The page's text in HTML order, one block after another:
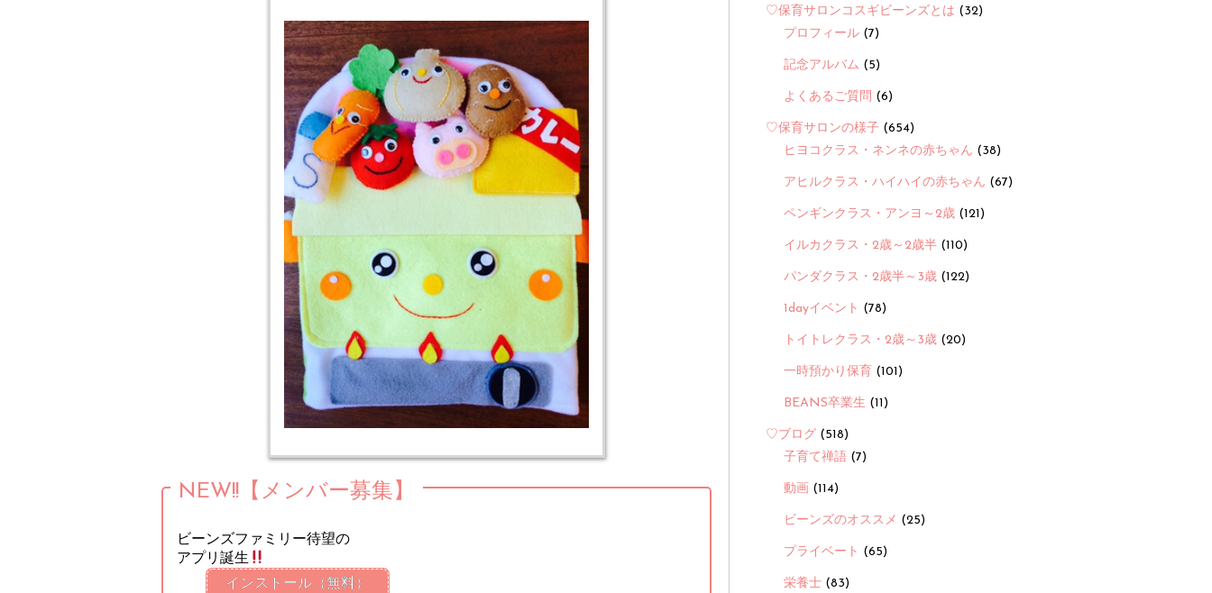
NEW!!【メンバー募集】
ビーンズファミリー待望の
アプリ誕生
インストール（無料）
♡保育サロンコスギビーンズとは (32)
プロフィール (7)
記念アルバム (5)
よくあるご質問 (6)
♡保育サロンの様子 (654)
ヒヨコクラス・ネンネの赤ちゃん (38)
アヒルクラス・ハイハイの赤ちゃん (67)
ペンギンクラス・アンヨ～2歳 (121)
イルカクラス・2歳～2歳半 (110)
パンダクラス・2歳半～3歳 (122)
1dayイベント (78)
トイトレクラス・2歳～3歳 (20)
一時預かり保育 (101)
BEANS卒業生 (11)
♡ブログ (518)
子育て禅語 (7)
動画 (114)
ビーンズのオススメ (25)
プライベート (65)
栄養士 (83)